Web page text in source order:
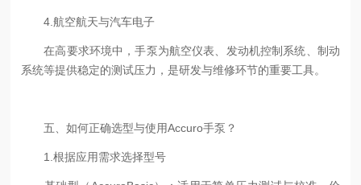
4.航空航天与汽车电子
在高要求环境中，手泵为航空仪表、发动机控制系统、制动
系统等提供稳定的测试压力，是研发与维修环节的重要工具。
五、如何正确选型与使用Accuro手泵？
1.根据应用需求选择型号